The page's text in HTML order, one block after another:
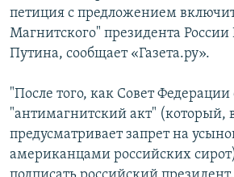
поиску
НАГОРНЫЙ КАРАБАХ
КУЛЬТУРА
АРХИВ
Հայերեն
петиция с предложением
Магнитского" президента
Путина, сообщает «Газета.ру».
"После того, как Совет Федерации
"антимагнитский акт" (который,
предусматривает запрет на
американцами российских